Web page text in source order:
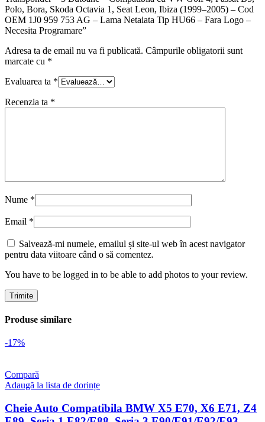
Polo, Bora, Skoda Octavia 1, Seat Leon, Ibiza (1999–2005) – Cod
OEM 1J0 959 753 AG – Lama Netaiata Tip HU66 – Fara Logo –
Necesita Programare”
Adresa ta de email nu va fi publicată. Câmpurile obligatorii sunt
marcate cu *
Evaluarea ta *
Recenzia ta *
Nume *
Email *
Salvează-mi numele, emailul și site-ul web în acest navigator
pentru data viitoare când o să comentez.
You have to be logged in to be able to add photos to your review.
Produse similare
-17%
Compară
Adaugă la lista de dorințe
Cheie Auto Compatibila BMW X5 E70, X6 E71, Z4